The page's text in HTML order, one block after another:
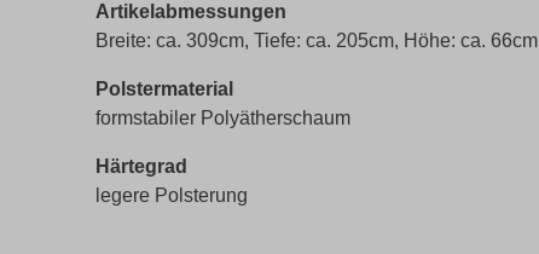
Artikelabmessungen
Breite: ca. 309cm, Tiefe: ca. 205cm, Höhe: ca. 66cm
Polstermaterial
formstabiler Polyätherschaum
Härtegrad
legere Polsterung